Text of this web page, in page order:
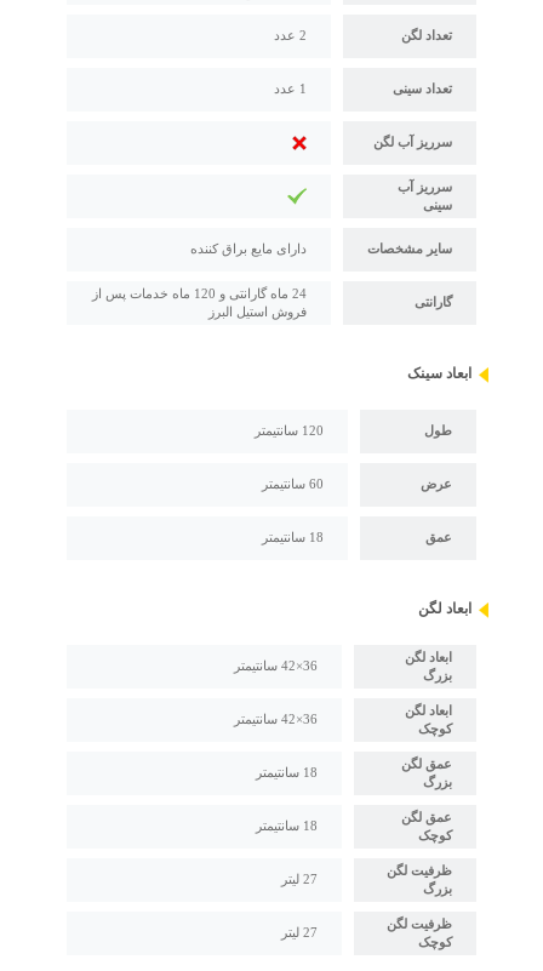
تعداد لگن 2 عدد
تعداد سینی 1 عدد
سرریز آب لگن
سرریز آب
سینی
سایر مشخصات دارای مایع براق کننده
گارانتی
24 ماه گارانتی و 120 ماه خدمات پس از
فروش استیل البرز
ابعاد سینک
طول 120 سانتیمتر
عرض 60 سانتیمتر
عمق 18 سانتیمتر
ابعاد لگن
ابعاد لگن
بزرگ
36×42 سانتیمتر
ابعاد لگن
کوچک
36×42 سانتیمتر
عمق لگن
بزرگ
18 سانتیمتر
عمق لگن
کوچک
18 سانتیمتر
ظرفیت لگن
بزرگ
27 لیتر
ظرفیت لگن
کوچک
27 لیتر